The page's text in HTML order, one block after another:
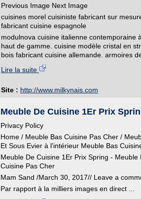
Previous Image Next Image
cuisines morel cuisiniste fabricant sur
fabricant cuisine espagnole
modulnova cuisine italienne contemporaine
haut de gamme. cuisine modèle cristal en
bois fabricant cuisine allemande. armoires
Lire la suite
Site : http://www.milkynais.com
Meuble De Cuisine 1Er Prix
Privacy Policy
Home / Meuble Bas Cuisine Pas Cher /
Et Sous Evier à l'intérieur Meuble Bas
Meuble De Cuisine 1Er Prix Spring -
Cuisine Pas Cher
Mam Sand /March 30, 2017// Leave a
Par rapport à la milliers images en direct ...